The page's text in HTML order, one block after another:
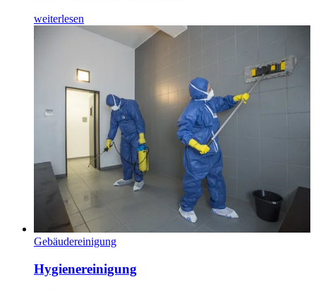
weiterlesen
Gebäudereinigung
Hygienereinigung